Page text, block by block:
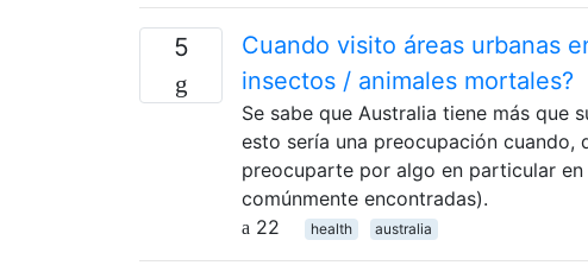
5
Cuando visito áreas urbanas
insectos / animales mortales?
Se sabe que Australia tiene más que
esto sería una preocupación cuando,
preocuparte por algo en particular
comúnmente encontradas).
22
health australia